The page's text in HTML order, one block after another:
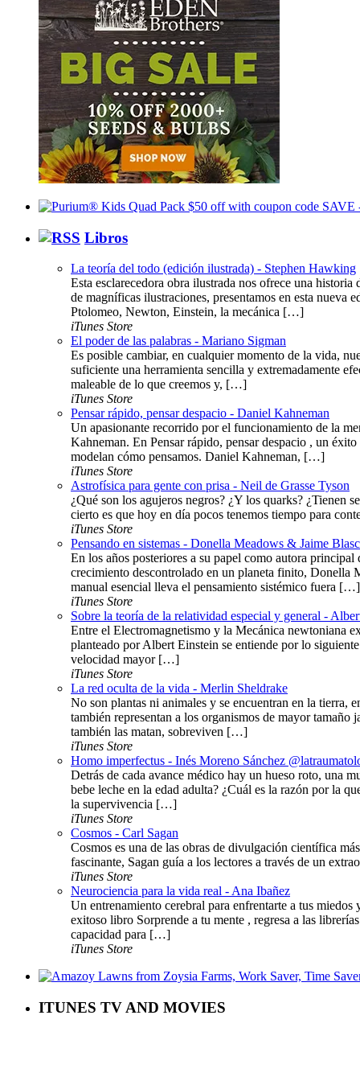
Libros
La teoría del todo (edición ilustrada) - Stephen Hawking
Esta esclarecedora obra ilustrada nos ofrece una
de magníficas ilustraciones, presentamos en esta
Ptolomeo, Newton, Einstein, la mecánica […]
iTunes Store
El poder de las palabras - Mariano Sigman
Es posible cambiar, en cualquier momento de la vida,
suficiente una herramienta sencilla y extremadamente
maleable de lo que creemos y, […]
iTunes Store
Pensar rápido, pensar despacio - Daniel Kahneman
Un apasionante recorrido por el funcionamiento de la
Kahneman. En Pensar rápido, pensar despacio , un
modelan cómo pensamos. Daniel Kahneman, […]
iTunes Store
Astrofísica para gente con prisa - Neil de Grasse Tyson
¿Qué son los agujeros negros? ¿Y los quarks? ¿Tienen
cierto es que hoy en día pocos tenemos tiempo para
iTunes Store
Pensando en sistemas - Donella Meadows & Jaime
En los años posteriores a su papel como autora
crecimiento descontrolado en un planeta finito, Donella
manual esencial lleva el pensamiento sistémico fuera […]
iTunes Store
Sobre la teoría de la relatividad especial y general -
Entre el Electromagnetismo y la Mecánica newtoniana
planteado por Albert Einstein se entiende por lo
velocidad mayor […]
iTunes Store
La red oculta de la vida - Merlin Sheldrake
No son plantas ni animales y se encuentran en la tierra,
también representan a los organismos de mayor tamaño
también las matan, sobreviven […]
iTunes Store
Homo imperfectus - Inés Moreno Sánchez
Detrás de cada avance médico hay un hueso roto, una
bebe leche en la edad adulta? ¿Cuál es la razón por la
la supervivencia […]
iTunes Store
Cosmos - Carl Sagan
Cosmos es una de las obras de divulgación científica
fascinante, Sagan guía a los lectores a través de un
iTunes Store
Neurociencia para la vida real - Ana Ibañez
Un entrenamiento cerebral para enfrentarte a tus
exitoso libro Sorprende a tu mente , regresa a las
capacidad para […]
iTunes Store
ITUNES TV AND MOVIES